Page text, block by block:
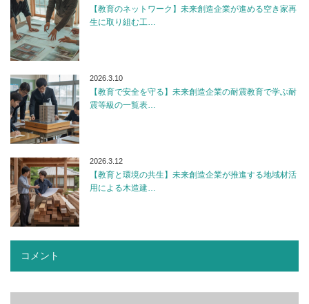
【教育のネットワーク】未来創造企業が進める空き家再
生に取り組む工…
2026.3.10
【教育で安全を守る】未来創造企業の耐震教育で学ぶ耐
震等級の一覧表…
2026.3.12
【教育と環境の共生】未来創造企業が推進する地域材活
用による木造建…
コメント